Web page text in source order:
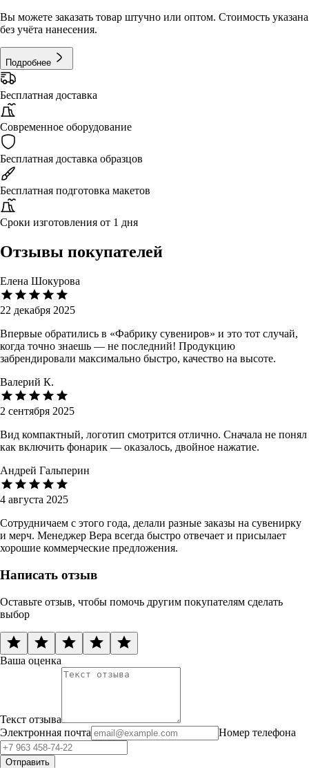
Вы можете заказать товар штучно или оптом. Стоимость указана
без учёта нанесения.
Подробнее
Бесплатная доставка
Современное оборудование
Бесплатная доставка образцов
Бесплатная подготовка макетов
Сроки изготовления от 1 дня
Отзывы покупателей
Елена Шокурова
22 декабря 2025
Впервые обратились в «Фабрику сувениров» и это тот случай,
когда точно знаешь — не последний! Продукцию
забрендировали максимально быстро, качество на высоте.
Валерий К.
2 сентября 2025
Вид компактный, логотип смотрится отлично. Сначала не понял
как включить фонарик — оказалось, двойное нажатие.
Андрей Гальперин
4 августа 2025
Сотрудничаем с этого года, делали разные заказы на сувенирку
и мерч. Менеджер Вера всегда быстро отвечает и присылает
хорошие коммерческие предложения.
Написать отзыв
Оставьте отзыв, чтобы помочь другим покупателям сделать
выбор
Ваша оценка
Текст отзыва
Электронная почта
Номер телефона
Отправить